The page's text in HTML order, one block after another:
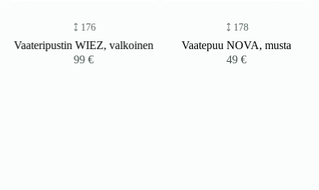
176
Vaateripustin WIEZ, valkoinen
99€
178
Vaatepuu NOVA, musta
49€